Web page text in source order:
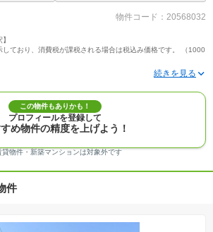
物件コード：20568032
ており、消費税が課税される場合は税込み価格です。 （1000
ス（絵）や間取り図に描かれている家具や車などは、特にコ
物価格は含まれません。
供日の２日前に最終確認した情報です。
栽、外観等実際のものとは多少異なることがあります。
展示場・ショールームの画像の場合、今回販売の物件と異な
は多少異なる場合があります。
件は、全ての住戸に該当しない項目もあります。
た日から１週間表示されます。
れている、建物プラン例は、土地購入者の設計プランの参考
この物件もありかも！
プロフィールを登録して
め物件の精度を上げよう！
物件・新築マンションは対象外です
件